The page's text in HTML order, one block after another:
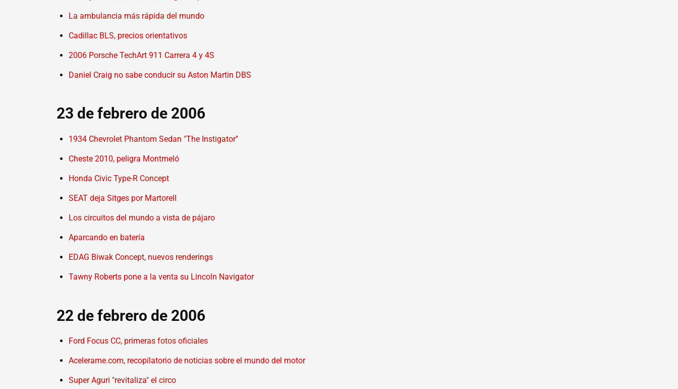
La ambulancia más rápida del mundo
Cadillac BLS, precios orientativos
2006 Porsche TechArt 911 Carrera 4 y 4S
Daniel Craig no sabe conducir su Aston Martin DBS
23 de febrero de 2006
1934 Chevrolet Phantom Sedan "The Instigator"
Cheste 2010, peligra Montmeló
Honda Civic Type-R Concept
SEAT deja Sitges por Martorell
Los circuitos del mundo a vista de pájaro
Aparcando en batería
EDAG Biwak Concept, nuevos renderings
Tawny Roberts pone a la venta su Lincoln Navigator
22 de febrero de 2006
Ford Focus CC, primeras fotos oficiales
Acelerame.com, recopilatorio de noticias sobre el mundo del motor
Super Aguri "revitaliza" el circo